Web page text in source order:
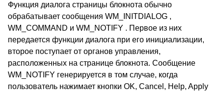
Функция диалога страницы блокнота обычно
обрабатывает сообщения WM_INITDIALOG ,
WM_COMMAND и WM_NOTIFY . Первое из них
передается функции диалога при его инициализации,
второе поступает от органов управления,
расположенных на странице блокнота. Сообщение
WM_NOTIFY генерируется в том случае, когда
пользователь нажимает кнопки OK, Cancel, Help, Apply